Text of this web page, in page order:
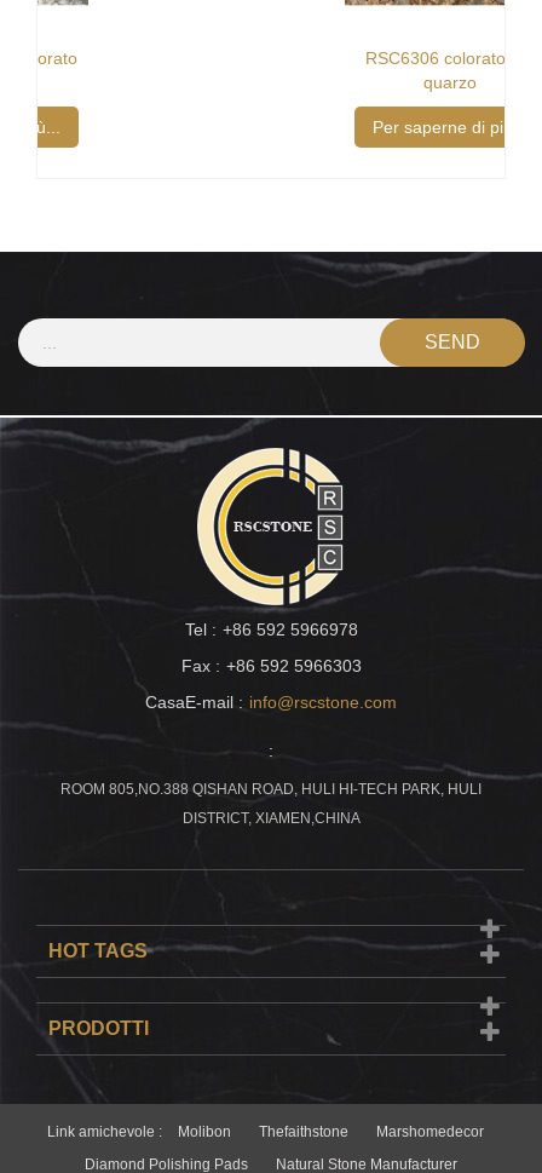
Tel : +86 592 5966978
Fax : +86 592 5966303
CasaE-mail : info@rscstone.com
:
ROOM 805,NO.388 QISHAN ROAD, HULI HI-TECH PARK, HULI
DISTRICT, XIAMEN,CHINA
HOT TAGS
PRODOTTI
Link amichevole : Molibon Thefaithstone
Marshomedecor
Diamond Polishing Pads
Natural Stone Manufacturer